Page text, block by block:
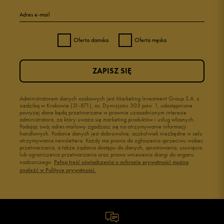
Adres e-mail
Oferta damska Oferta męska
Administratorem danych osobowych jest Marketing Investment Group S.A. z
siedzibą w Krakowie (31-871), os. Dywizjonu 303 paw. 1, udostępnione
powyżej dane będą przetwarzane w prawnie uzasadnionym interesie
administratora, za który uważa się marketing produktów i usług własnych.
Podając swój adres mailowy zgadzasz się na otrzymywanie informacji
handlowych. Podanie danych jest dobrowolne, aczkolwiek niezbędne w celu
otrzymywania newslettera. Każdy ma prawo do zgłoszenia sprzeciwu wobec
przetwarzania, a także żądania dostępu do danych, sprostowania, usunięcia
lub ograniczenia przetwarzania oraz prawo wniesienia skargi do organu
nadzorczego. Pełną treść oświadczenia o ochronie prywatności można
znaleźć w Polityce prywatności.
ZAPISZ SIĘ